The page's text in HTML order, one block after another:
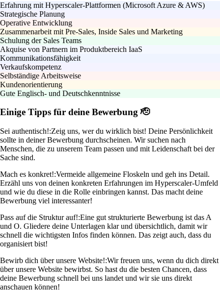
Erfahrung mit Hyperscaler-Plattformen (Microsoft Azure & AWS)
Strategische Planung
Operative Entwicklung
Zusammenarbeit mit Pre-Sales, Inside Sales und Marketing
Schulung der Sales Teams
Akquise von Partnern im Produktbereich IaaS
Kommunikationsfähigkeit
Verkaufskompetenz
Selbständige Arbeitsweise
Kundenorientierung
Gute Englisch- und Deutschkenntnisse
Einige Tipps für deine Bewerbung 🫡
Sei authentisch!:Zeig uns, wer du wirklich bist! Deine Persönlichkeit
sollte in deiner Bewerbung durchscheinen. Wir suchen nach
Menschen, die zu unserem Team passen und mit Leidenschaft bei der
Sache sind.
Mach es konkret!:Vermeide allgemeine Floskeln und geh ins Detail.
Erzähl uns von deinen konkreten Erfahrungen im Hyperscaler-Umfeld
und wie du diese in die Rolle einbringen kannst. Das macht deine
Bewerbung viel interessanter!
Pass auf die Struktur auf!:Eine gut strukturierte Bewerbung ist das A
und O. Gliedere deine Unterlagen klar und übersichtlich, damit wir
schnell die wichtigsten Infos finden können. Das zeigt auch, dass du
organisiert bist!
Bewirb dich über unsere Website!:Wir freuen uns, wenn du dich direkt
über unsere Website bewirbst. So hast du die besten Chancen, dass
deine Bewerbung schnell bei uns landet und wir sie uns direkt
anschauen können!